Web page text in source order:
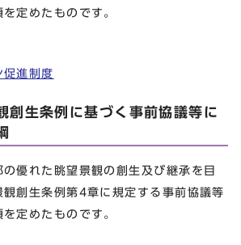
定めたものです。
促進制度
創生条例に基づく事前協議等に
優れた眺望景観の創生及び継承を目
創生条例第4章に規定する事前協議等
定めたものです。